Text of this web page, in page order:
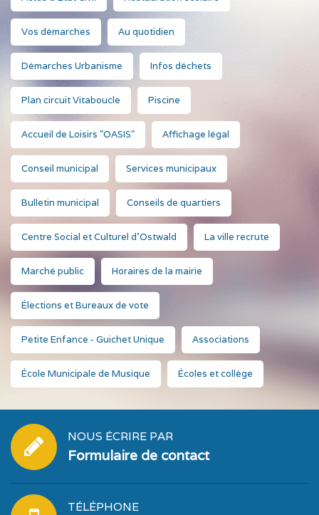
Vos démarches Au quotidien
Démarches Urbanisme Infos déchets
Plan circuit Vitaboucle Piscine
Accueil de Loisirs "OASIS" Affichage légal
Conseil municipal Services municipaux
Bulletin municipal Conseils de quartiers
Centre Social et Culturel d'Ostwald La ville recrute
Marché public Horaires de la mairie
Élections et Bureaux de vote
Petite Enfance - Guichet Unique Associations
École Municipale de Musique Écoles et collège
NOUS ÉCRIRE PAR
Formulaire de contact
TÉLÉPHONE